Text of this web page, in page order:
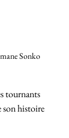
Sonko
tournants
son histoire